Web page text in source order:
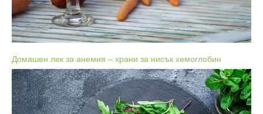
Домашен лек за анемия – храни за нисък хемоглобин